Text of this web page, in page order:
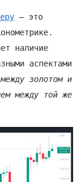
– это
наличие
аспектами
между золотом и
между той же